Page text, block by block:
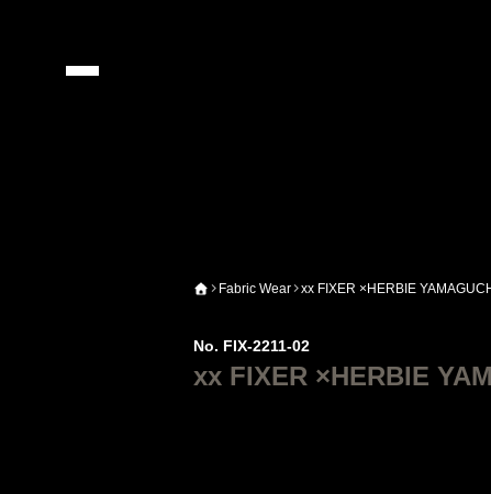
Fabric Wear xx FIXER ×HERBIE
No. FIX-2211-02
xx FIXER ×HERBIE